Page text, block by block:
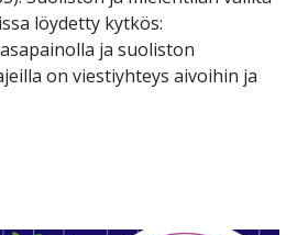
löydetty kytkös:
ja suoliston
on viestiyhteys aivoihin ja